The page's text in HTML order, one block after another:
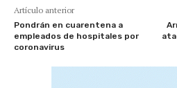
Artículo anterior
Pondrán en cuarentena a
empleados de hospitales por
coronavirus